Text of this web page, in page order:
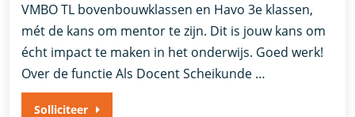
VMBO TL bovenbouwklassen en Havo 3e klassen,
mét de kans om mentor te zijn. Dit is jouw kans om
écht impact te maken in het onderwijs. Goed werk!
Over de functie Als Docent Scheikunde …
Solliciteer